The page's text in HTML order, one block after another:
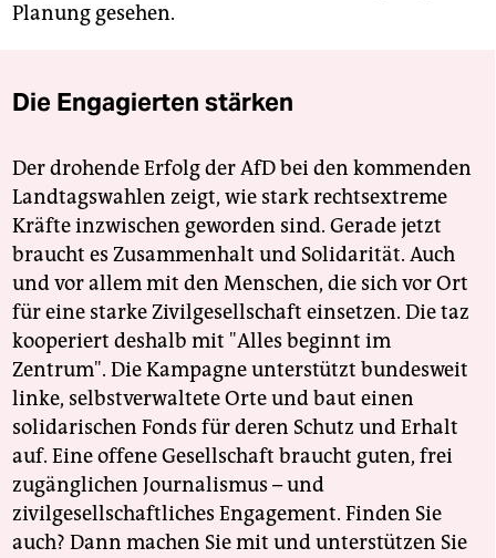
Planung gesehen.
Die Engagierten stärken
Der drohende Erfolg der AfD bei den kommenden
Landtagswahlen zeigt, wie stark rechtsextreme
Kräfte inzwischen geworden sind. Gerade jetzt
braucht es Zusammenhalt und Solidarität. Auch
und vor allem mit den Menschen, die sich vor Ort
für eine starke Zivilgesellschaft einsetzen. Die taz
kooperiert deshalb mit "Alles beginnt im
Zentrum". Die Kampagne unterstützt bundesweit
linke, selbstverwaltete Orte und baut einen
solidarischen Fonds für deren Schutz und Erhalt
auf. Eine offene Gesellschaft braucht guten, frei
zugänglichen Journalismus – und
zivilgesellschaftliches Engagement. Finden Sie
auch? Dann machen Sie mit und unterstützen Sie